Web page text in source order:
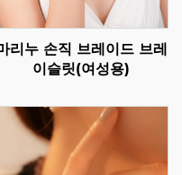
리누 손직 브레이드 브레
이슬릿(여성용)